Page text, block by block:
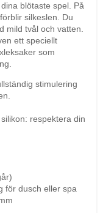
blötaste spel. På
silkeslen. Du
mild tvål och vatten.
ett speciellt
som
stimulering
respektera din
för dusch eller spa